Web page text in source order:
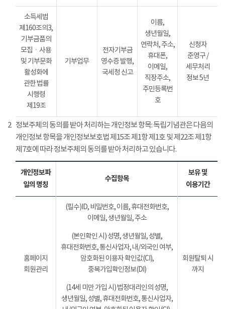
소득세법
제160조의3,
기부금품의
모집ㆍ사용
및 기부문화
활성화에
관한 법률
시행령
제19조
기부업무
전자기부금
영수증 발행,
국세청 신고
이름,
생년월일,
연락처, 주소,
휴대폰,
이메일,
직장주소,
주민등록번
호
신청자
준영구 /
세무처리
정보 5년
2 정보주체의 동의를 받아 처리하는 개인정보 항목: 독립기념관은 다음의
개인정보 항목을 개인정보보호법 제15조 제1항 제1호 및 제22조 제1항
제7호에 따라 정보주체의 동의를 받아 처리하고 있습니다.
개인정보파
일의 명칭
수집항목
보유 및
이용기간
홈페이지
회원관리
(필수)ID, 비밀번호, 이름, 휴대전화번호,
이메일, 생년월일, 주소
(본인확인 시) 성명, 생년월일, 성별,
휴대전화번호, 통신사업자, 내/외국인 여부,
암호화된 이용자 확인값(CI),
중복가입확인정보(DI)
(14세 미만 가입 시) 법정대리인의 성명,
생년월일, 성별, 휴대전화번호, 통신사업자,
회원탈퇴 시
까지